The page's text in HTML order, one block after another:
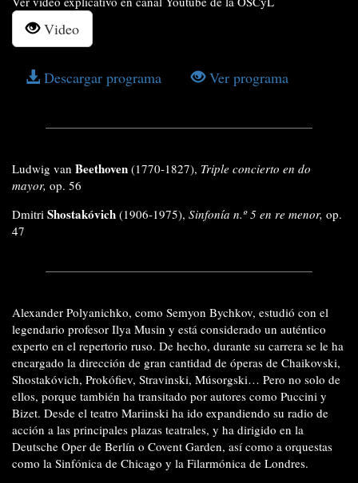
Video
Descargar programa Ver programa
Ludwig van Beethoven (1770-1827), Triple concierto en do
mayor, op. 56
Dmitri Shostakóvich (1906-1975), Sinfonía n.º 5 en re menor, op.
47
Alexander Polyanichko, como Semyon Bychkov, estudió con el
legendario profesor Ilya Musin y está considerado un auténtico
experto en el repertorio ruso. De hecho, durante su carrera se le ha
encargado la dirección de gran cantidad de óperas de Chaikovski,
Shostakóvich, Prokófiev, Stravinski, Músorgski… Pero no solo de
ellos, porque también ha transitado por autores como Puccini y
Bizet. Desde el teatro Mariinski ha ido expandiendo su radio de
acción a las principales plazas teatrales, y ha dirigido en la
Deutsche Oper de Berlín o Covent Garden, así como a orquestas
como la Sinfónica de Chicago y la Filarmónica de Londres.